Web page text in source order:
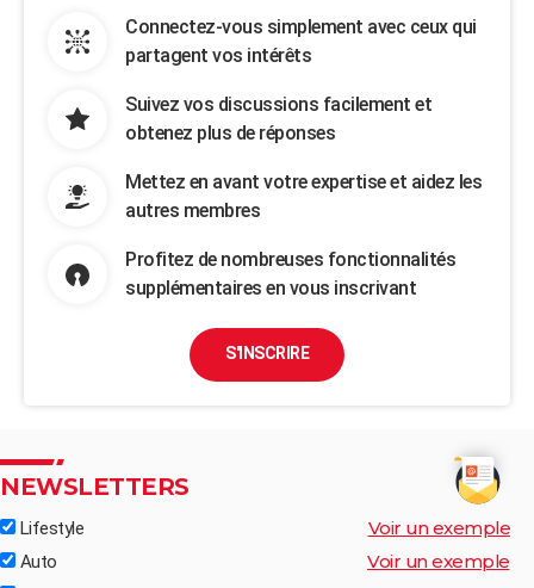
Connectez-vous simplement avec ceux qui
partagent vos intérêts
Suivez vos discussions facilement et
obtenez plus de réponses
Mettez en avant votre expertise et aidez les
autres membres
Profitez de nombreuses fonctionnalités
supplémentaires en vous inscrivant
S'INSCRIRE
NEWSLETTERS
Lifestyle Voir un exemple
Auto Voir un exemple